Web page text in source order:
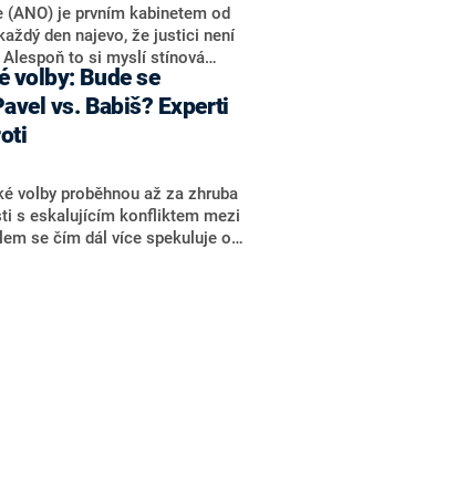
kohokoliv ze zmíněné trojice
něj současná koalice dosud
Pavlovi mohla konkurovat.
(ANO) je prvním kabinetem od
den najevo, že justici není
to si myslí stínová
ODS Eva Decroix. V
NEWS si nebrala servítky
svého nástupce Jeronýma
zmocněnkyně pro lidská
Označením „svoloč“ na
ještě hodná. Decroix se také
koalice Spolu či promluvila o
Kuby.
vs. Babiš? Experti
volby proběhnou až za zhruba
s eskalujícím konfliktem mezi
se čím dál více spekuluje o
o Hrad mohla vyslat současná
komentátoři znovu vytahují
Babiše (ANO). Jak moc je